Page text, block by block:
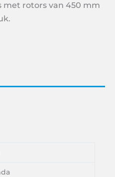
met rotors van 450 mm